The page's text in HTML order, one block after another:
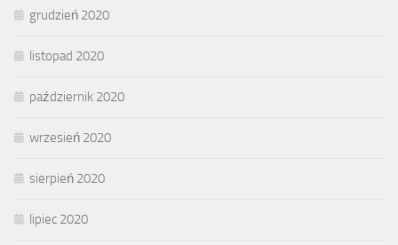
grudzień 2020
listopad 2020
październik 2020
wrzesień 2020
sierpień 2020
lipiec 2020